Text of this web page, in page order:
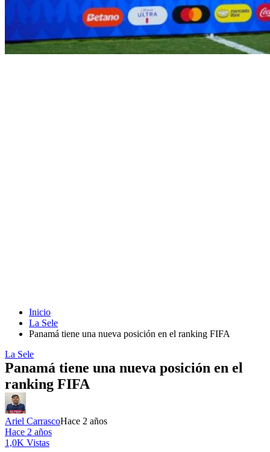
Inicio
La Sele
Panamá tiene una nueva posición en el ranking FIFA
La Sele
Panamá tiene una nueva posición en el
ranking FIFA
Ariel CarrascoHace 2 años
Hace 2 años
1,0K Vistas